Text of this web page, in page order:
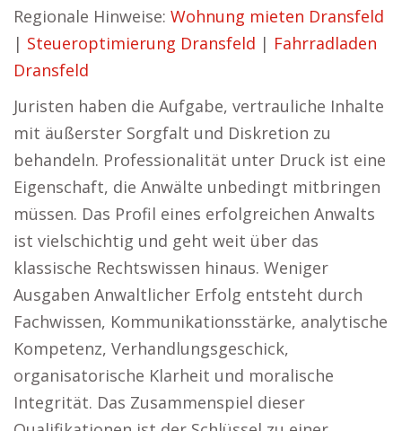
Regionale Hinweise: Wohnung mieten Dransfeld
| Steueroptimierung Dransfeld | Fahrradladen
Dransfeld
Juristen haben die Aufgabe, vertrauliche Inhalte
mit äußerster Sorgfalt und Diskretion zu
behandeln. Professionalität unter Druck ist eine
Eigenschaft, die Anwälte unbedingt mitbringen
müssen. Das Profil eines erfolgreichen Anwalts
ist vielschichtig und geht weit über das
klassische Rechtswissen hinaus. Weniger
Ausgaben Anwaltlicher Erfolg entsteht durch
Fachwissen, Kommunikationsstärke, analytische
Kompetenz, Verhandlungsgeschick,
organisatorische Klarheit und moralische
Integrität. Das Zusammenspiel dieser